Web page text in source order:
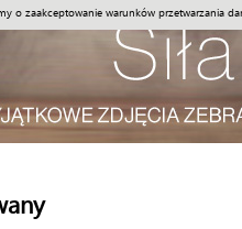
o zaakceptowanie warunków przetwarzania